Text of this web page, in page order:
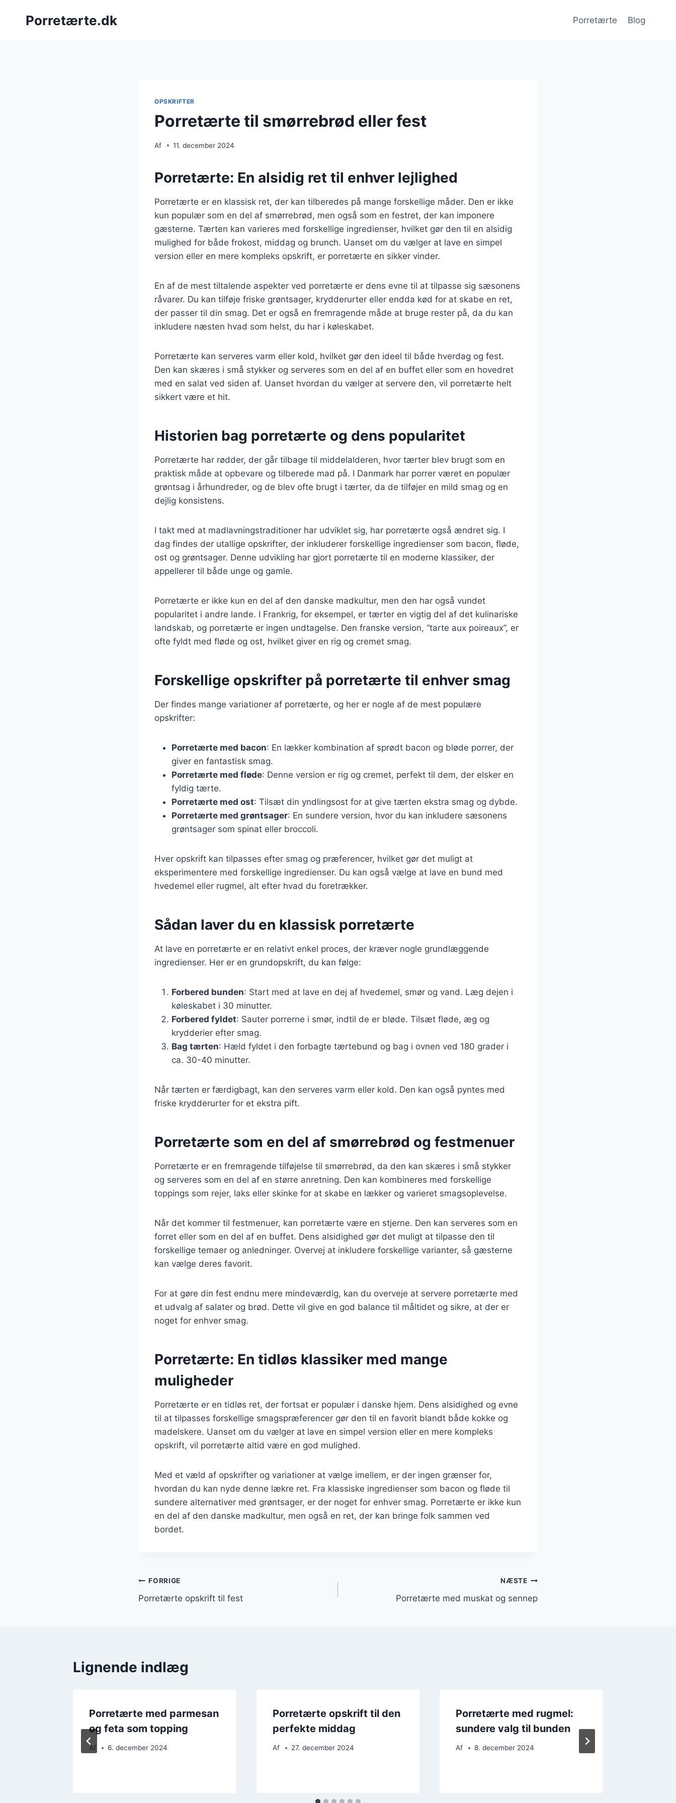
Porretærte.dk Porretærte Blog
OPSKRIFTER
Porretærte til smørrebrød eller fest
Af 11. december 2024
Porretærte: En alsidig ret til enhver lejlighed
Porretærte er en klassisk ret, der kan tilberedes på mange forskellige måder. Den er ikke
kun populær som en del af smørrebrød, men også som en festret, der kan imponere
gæsterne. Tærten kan varieres med forskellige ingredienser, hvilket gør den til en alsidig
mulighed for både frokost, middag og brunch. Uanset om du vælger at lave en simpel
version eller en mere kompleks opskrift, er porretærte en sikker vinder.
En af de mest tiltalende aspekter ved porretærte er dens evne til at tilpasse sig sæsonens
råvarer. Du kan tilføje friske grøntsager, krydderurter eller endda kød for at skabe en ret,
der passer til din smag. Det er også en fremragende måde at bruge rester på, da du kan
inkludere næsten hvad som helst, du har i køleskabet.
Porretærte kan serveres varm eller kold, hvilket gør den ideel til både hverdag og fest.
Den kan skæres i små stykker og serveres som en del af en buffet eller som en hovedret
med en salat ved siden af. Uanset hvordan du vælger at servere den, vil porretærte helt
sikkert være et hit.
Historien bag porretærte og dens popularitet
Porretærte har rødder, der går tilbage til middelalderen, hvor tærter blev brugt som en
praktisk måde at opbevare og tilberede mad på. I Danmark har porrer været en populær
grøntsag i århundreder, og de blev ofte brugt i tærter, da de tilføjer en mild smag og en
dejlig konsistens.
I takt med at madlavningstraditioner har udviklet sig, har porretærte også ændret sig. I
dag findes der utallige opskrifter, der inkluderer forskellige ingredienser som bacon, fløde,
ost og grøntsager. Denne udvikling har gjort porretærte til en moderne klassiker, der
appellerer til både unge og gamle.
Porretærte er ikke kun en del af den danske madkultur, men den har også vundet
popularitet i andre lande. I Frankrig, for eksempel, er tærter en vigtig del af det kulinariske
landskab, og porretærte er ingen undtagelse. Den franske version, “tarte aux poireaux”, er
ofte fyldt med fløde og ost, hvilket giver en rig og cremet smag.
Forskellige opskrifter på porretærte til enhver smag
Der findes mange variationer af porretærte, og her er nogle af de mest populære
opskrifter:
Porretærte med bacon: En lækker kombination af sprødt bacon og bløde porrer, der
giver en fantastisk smag.
Porretærte med fløde: Denne version er rig og cremet, perfekt til dem, der elsker en
fyldig tærte.
Porretærte med ost: Tilsæt din yndlingsost for at give tærten ekstra smag og dybde.
Porretærte med grøntsager: En sundere version, hvor du kan inkludere sæsonens
grøntsager som spinat eller broccoli.
Hver opskrift kan tilpasses efter smag og præferencer, hvilket gør det muligt at
eksperimentere med forskellige ingredienser. Du kan også vælge at lave en bund med
hvedemel eller rugmel, alt efter hvad du foretrækker.
Sådan laver du en klassisk porretærte
At lave en porretærte er en relativt enkel proces, der kræver nogle grundlæggende
ingredienser. Her er en grundopskrift, du kan følge:
Forbered bunden: Start med at lave en dej af hvedemel, smør og vand. Læg dejen i
køleskabet i 30 minutter.
Forbered fyldet: Sauter porrerne i smør, indtil de er bløde. Tilsæt fløde, æg og
krydderier efter smag.
Bag tærten: Hæld fyldet i den forbagte tærtebund og bag i ovnen ved 180 grader i
ca. 30-40 minutter.
Når tærten er færdigbagt, kan den serveres varm eller kold. Den kan også pyntes med
friske krydderurter for et ekstra pift.
Porretærte som en del af smørrebrød og festmenuer
Porretærte er en fremragende tilføjelse til smørrebrød, da den kan skæres i små stykker
og serveres som en del af en større anretning. Den kan kombineres med forskellige
toppings som rejer, laks eller skinke for at skabe en lækker og varieret smagsoplevelse.
Når det kommer til festmenuer, kan porretærte være en stjerne. Den kan serveres som en
forret eller som en del af en buffet. Dens alsidighed gør det muligt at tilpasse den til
forskellige temaer og anledninger. Overvej at inkludere forskellige varianter, så gæsterne
kan vælge deres favorit.
For at gøre din fest endnu mere mindeværdig, kan du overveje at servere porretærte med
et udvalg af salater og brød. Dette vil give en god balance til måltidet og sikre, at der er
noget for enhver smag.
Porretærte: En tidløs klassiker med mange
muligheder
Porretærte er en tidløs ret, der fortsat er populær i danske hjem. Dens alsidighed og evne
til at tilpasses forskellige smagspræferencer gør den til en favorit blandt både kokke og
madelskere. Uanset om du vælger at lave en simpel version eller en mere kompleks
opskrift, vil porretærte altid være en god mulighed.
Med et væld af opskrifter og variationer at vælge imellem, er der ingen grænser for,
hvordan du kan nyde denne lækre ret. Fra klassiske ingredienser som bacon og fløde til
sundere alternativer med grøntsager, er der noget for enhver smag. Porretærte er ikke kun
en del af den danske madkultur, men også en ret, der kan bringe folk sammen ved
bordet.
Indlægsnavigation
FORRIGE
Porretærte opskrift til fest
NÆSTE
Porretærte med muskat og sennep
Lignende indlæg
Porretærte med parmesan
og feta som topping
Af 6. december 2024
Porretærte opskrift til den
perfekte middag
Af 27. december 2024
Porretærte med rugmel:
sundere valg til bunden
Af 8. december 2024